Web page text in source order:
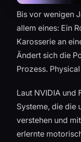
Bis vor wenigen
allem eines: Ein
Karosserie an
Ändert sich die
Prozess.
Laut NVIDIA und
Systeme, die die
verstehen und
erlernte